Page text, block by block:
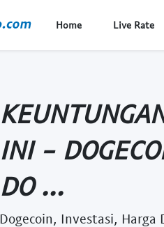
Home Live Rate
INI -
DO ...
Dogecoin, Investasi, Harga